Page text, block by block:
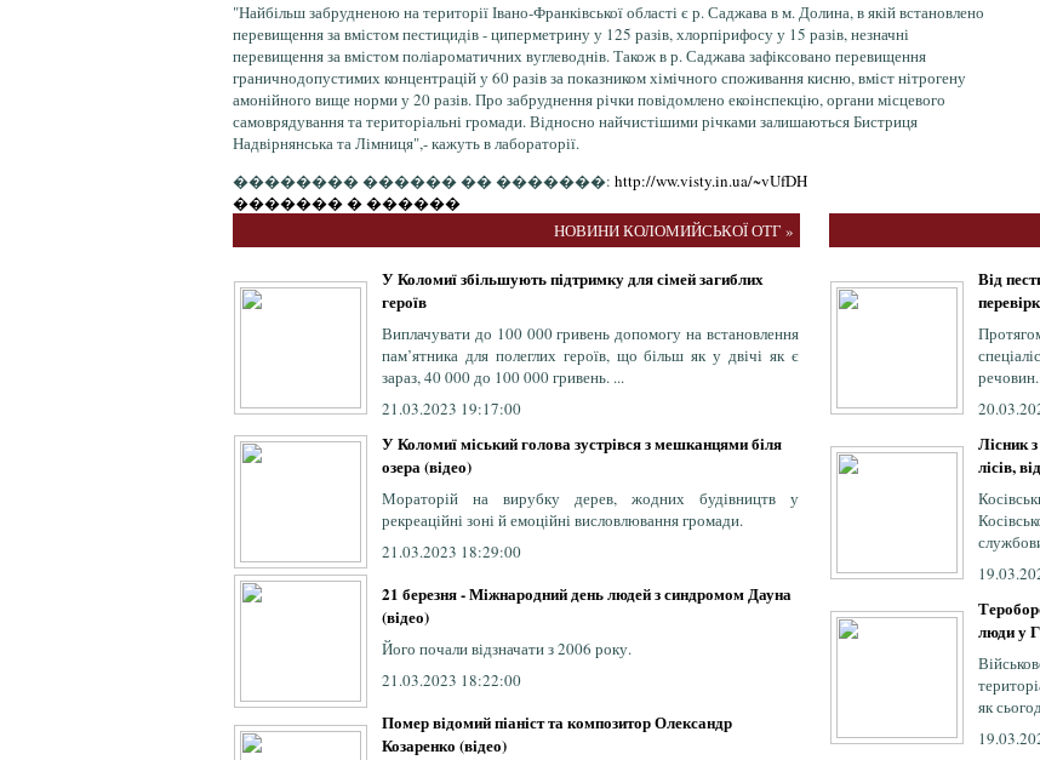
"Найбільш забрудненою на території Івано-Франківської області є р. Саджава в м. Долина, в якій встановлено
перевищення за вмістом пестицидів - циперметрину у 125 разів, хлорпірифосу у 15 разів, незначні
перевищення за вмістом поліароматичних вуглеводнів. Також в р. Саджава зафіксовано перевищення
граничнодопустимих концентрацій у 60 разів за показником хімічного споживання кисню, вміст нітрогену
амонійного вище норми у 20 разів. Про забруднення річки повідомлено екоінспекцію, органи місцевого
самоврядування та територіальні громади. Відносно найчистішими річками залишаються Бистриця
Надвірнянська та Лімниця",- кажуть в лабораторії.
�������� ������ �� �������: http://ww.visty.in.ua/~vUfDH
������� � ������
НОВИНИ КОЛОМИЙСЬКОЇ ОТГ »
У Коломиї збільшують підтримку для сімей загиблих
героїв
Виплачувати до 100 000 гривень допомогу на встановлення
пам’ятника для полеглих героїв, що більш як у двічі як є
зараз, 40 000 до 100 000 гривень. ...
21.03.2023 19:17:00
У Коломиї міський голова зустрівся з мешканцями біля
озера (відео)
Мораторій на вирубку дерев, жодних будівництв у
рекреаційні зоні й емоційні висловлювання громади.
21.03.2023 18:29:00
21 березня - Міжнародний день людей з синдромом Дауна
(відео)
Його почали відзначати з 2006 року.
21.03.2023 18:22:00
Помер відомий піаніст та композитор Олександр
Козаренко (відео)
Від
речовин.
Лісник
лісів,
люди у
як